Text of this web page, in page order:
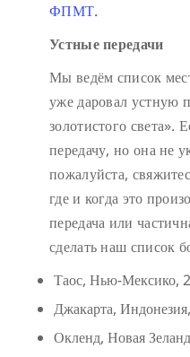
ФПМТ.
Устные передачи
Мы ведём список
уже даровал устную
золотистого
передачу, но она не
пожалуйста,
где и когда это
передача или
сделать наш список
Таос, Нью-Мексико,
Джакарта,
Окленд, Новая